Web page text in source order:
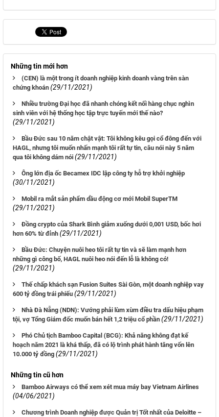
Những tin mới hơn
(CEN) là một trong ít doanh nghiệp kinh doanh vàng trên sàn
chứng khoán (29/11/2021)
Nhiều trường Đại học đã nhanh chóng kết nối hàng chục nghìn
sinh viên với hệ thống học tập trực tuyến mới thế nào?
(29/11/2021)
Bầu Đức sau 10 năm chật vật: Tôi không kêu gọi cổ đông đến với
HAGL, nhưng tôi muốn nhấn mạnh tôi rất tự tin, câu nói này 5 năm
qua tôi không dám nói (29/11/2021)
Ông lớn địa ốc Becamex IDC lập công ty hỗ trợ khởi nghiệp
(30/11/2021)
Mobil ra mắt sản phẩm dầu động cơ mới Mobil SuperTM
(29/11/2021)
Đồng crypto của Shark Bình giảm xuống dưới 0,001 USD, bốc hơi
hơn 60% từ đỉnh (29/11/2021)
Bầu Đức: Chuyện nuôi heo tôi rất tự tin và sẽ làm mạnh hơn
những gì công bố, HAGL nuôi heo nói đến lỗ là không có!
(29/11/2021)
Thế chấp khách sạn Fusion Suites Sài Gòn, một doanh nghiệp vay
600 tỷ đồng trái phiếu (29/11/2021)
Nhà Đà Nẵng (NDN): Vướng phải lùm xùm điều tra dấu hiệu phạm
tội, vợ Tổng Giám đốc muốn bán hết 1,2 triệu cổ phần (29/11/2021)
Phó Chủ tịch Bamboo Capital (BCG): Khả năng không đạt kế
hoạch năm 2021 là khá thấp, đã có lộ trình phát hành tăng vốn lên
10.000 tỷ đồng (29/11/2021)
Những tin cũ hơn
Bamboo Airways có thể xem xét mua máy bay Vietnam Airlines
(04/06/2021)
Chương trình Doanh nghiệp được Quản trị Tốt nhất của Deloitte –